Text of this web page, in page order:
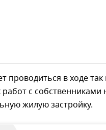
проводиться в ходе
с
жилую застройку.